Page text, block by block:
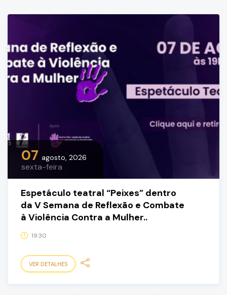
07 agosto, 2026
sexta-feira
Espetáculo teatral “Peixes” dentro
da V Semana de Reflexão e Combate
à Violência Contra a Mulher..
19:30
VER DETALHES